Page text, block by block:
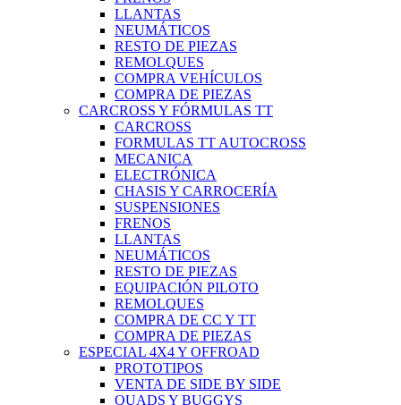
LLANTAS
NEUMÁTICOS
RESTO DE PIEZAS
REMOLQUES
COMPRA VEHÍCULOS
COMPRA DE PIEZAS
CARCROSS Y FÓRMULAS TT
CARCROSS
FORMULAS TT AUTOCROSS
MECANICA
ELECTRÓNICA
CHASIS Y CARROCERÍA
SUSPENSIONES
FRENOS
LLANTAS
NEUMÁTICOS
RESTO DE PIEZAS
EQUIPACIÓN PILOTO
REMOLQUES
COMPRA DE CC Y TT
COMPRA DE PIEZAS
ESPECIAL 4X4 Y OFFROAD
PROTOTIPOS
VENTA DE SIDE BY SIDE
QUADS Y BUGGYS